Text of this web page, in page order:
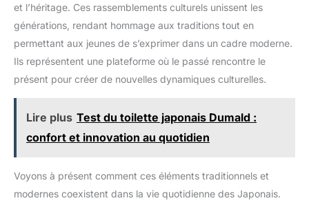
et l’héritage. Ces rassemblements culturels unissent les
générations, rendant hommage aux traditions tout en
permettant aux jeunes de s’exprimer dans un cadre moderne.
Ils représentent une plateforme où le passé rencontre le
présent pour créer de nouvelles dynamiques culturelles.
Lire plus Test du toilette japonais Dumald :
confort et innovation au quotidien
Voyons à présent comment ces éléments traditionnels et
modernes coexistent dans la vie quotidienne des Japonais.